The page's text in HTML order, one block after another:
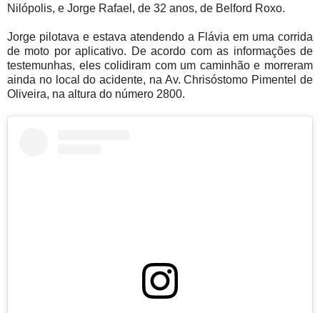
Nilópolis, e Jorge Rafael, de 32 anos, de Belford Roxo.
Jorge pilotava e estava atendendo a Flávia em uma corrida
de moto por aplicativo. De acordo com as informações de
testemunhas, eles colidiram com um caminhão e morreram
ainda no local do acidente, na Av. Chrisóstomo Pimentel de
Oliveira, na altura do número 2800.